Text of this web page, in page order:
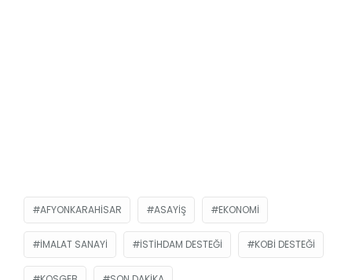
AFYONKARAHISAR ASAYIŞ EKONOMI
IMALAT SANAYI ISTIHDAM DESTEĞI KOBI DESTEĞI